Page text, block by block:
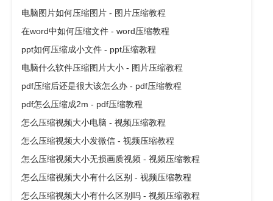
电脑图片如何压缩图片 - 图片压缩教程
在word中如何压缩文件 - word压缩教程
ppt如何压缩成小文件 - ppt压缩教程
电脑什么软件压缩图片大小 - 图片压缩教程
pdf压缩后还是很大该怎么办 - pdf压缩教程
pdf怎么压缩成2m - pdf压缩教程
怎么压缩视频大小电脑 - 视频压缩教程
怎么压缩视频大小发微信 - 视频压缩教程
怎么压缩视频大小无损画质视频 - 视频压缩教程
怎么压缩视频大小有什么区别 - 视频压缩教程
怎么压缩视频大小有什么区别吗 - 视频压缩教程